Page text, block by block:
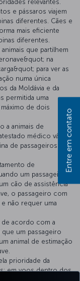
relevantes.
e pássaros viajem
diferentes. Cães e
mais eficiente
diferentes.
que partilhem
na
para ver as
numa única
da Moldávia e da
permitida uma
de dois
a animais de
médico válido,
de passageiros está
de
um passageiro
cão de assistência
o passageiro com
não requer uma
de acordo com a
um passageiro
animal de estimação
prioridade da
em voos dentro dos
Entre em contato